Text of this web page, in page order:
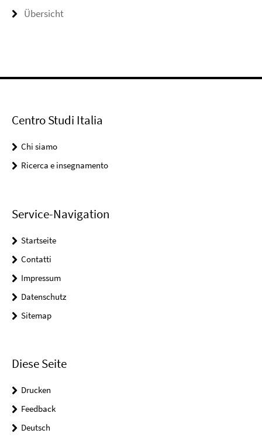
Übersicht
Centro Studi Italia
Chi siamo
Ricerca e insegnamento
Service-Navigation
Startseite
Contatti
Impressum
Datenschutz
Sitemap
Diese Seite
Drucken
Feedback
Deutsch